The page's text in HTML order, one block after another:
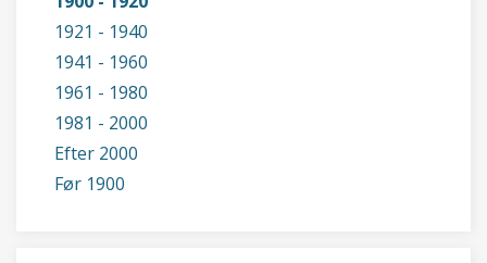
1921 - 1940
1941 - 1960
1961 - 1980
1981 - 2000
Efter 2000
Før 1900